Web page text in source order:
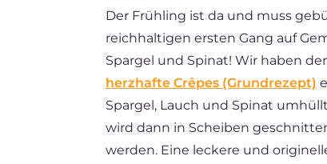
FR
BR
NL
Der Frühling ist da und muss
reichhaltigen ersten Gang auf
Spargel und Spinat! Wir haben
herzhafte Crêpes (Grundrezept)
Spargel, Lauch und Spinat
wird dann in Scheiben
werden. Eine leckere und